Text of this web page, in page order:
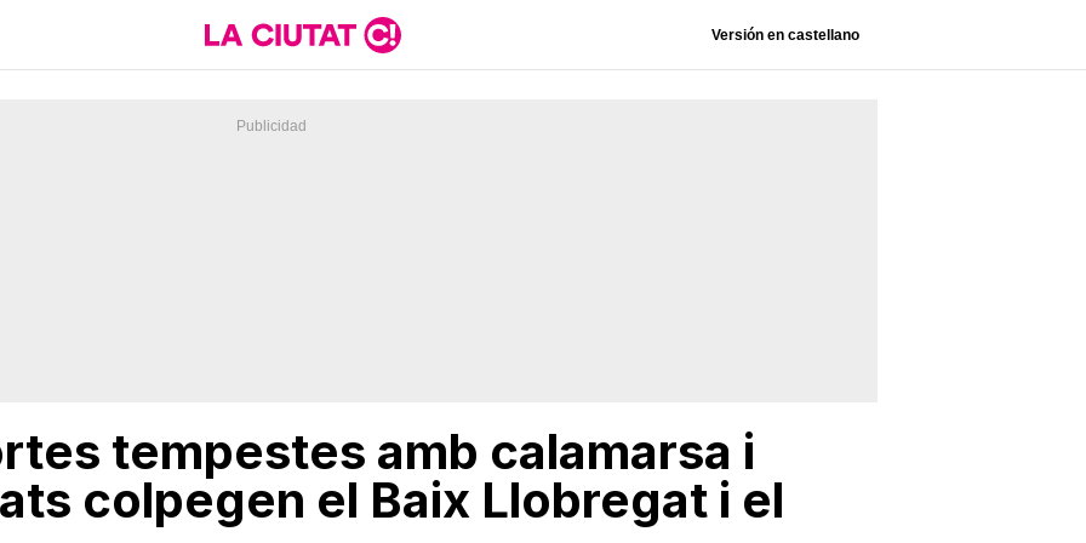
Versión en castellano
tempestes amb calamarsa i
colpegen el Baix Llobregat i el